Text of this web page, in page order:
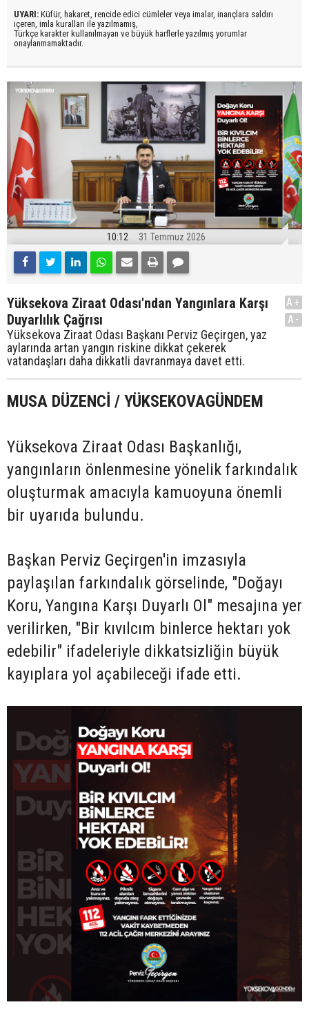
UYARI: Küfür, hakaret, rencide edici cümleler veya imalar, inançlara saldırı
içeren, imla kuralları ile yazılmamış,
Türkçe karakter kullanılmayan ve büyük harflerle yazılmış yorumlar
onaylanmamaktadır.
10:12 31 Temmuz 2026
Yüksekova Ziraat Odası'ndan Yangınlara Karşı
Duyarlılık Çağrısı
Yüksekova Ziraat Odası Başkanı Perviz Geçirgen, yaz
aylarında artan yangın riskine dikkat çekerek
vatandaşları daha dikkatli davranmaya davet etti.
A+
A-
MUSA DÜZENCİ / YÜKSEKOVAGÜNDEM
Yüksekova Ziraat Odası Başkanlığı,
yangınların önlenmesine yönelik farkındalık
oluşturmak amacıyla kamuoyuna önemli
bir uyarıda bulundu.
Başkan Perviz Geçirgen'in imzasıyla
paylaşılan farkındalık görselinde, "Doğayı
Koru, Yangına Karşı Duyarlı Ol" mesajına yer
verilirken, "Bir kıvılcım binlerce hektarı yok
edebilir" ifadeleriyle dikkatsizliğin büyük
kayıplara yol açabileceği ifade etti.